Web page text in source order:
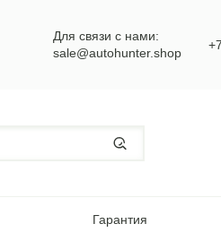
Для связи с нами:
sale@autohunter.shop
Гарантия